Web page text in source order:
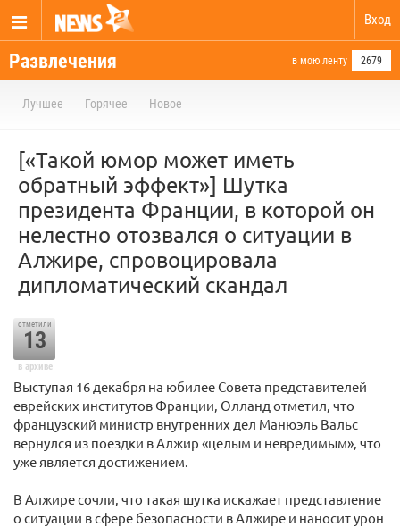
Вход
Развлечения в мою ленту 2679
Лучшее Горячее Новое
[«Такой юмор может иметь
обратный эффект»] Шутка
президента Франции, в которой он
нелестно отозвался о ситуации в
Алжире, спровоцировала
дипломатический скандал
отметили
13
в архиве
Выступая 16 декабря на юбилее Совета представителей
еврейских институтов Франции, Олланд отметил, что
французский министр внутренних дел Манюэль Вальс
вернулся из поездки в Алжир «целым и невредимым», что
уже является достижением.
В Алжире сочли, что такая шутка искажает представление
о ситуации в сфере безопасности в Алжире и наносит урон